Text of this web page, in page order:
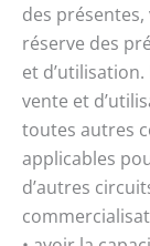
des
réserve des
et
vente et
toutes autres
applicables
d’autres